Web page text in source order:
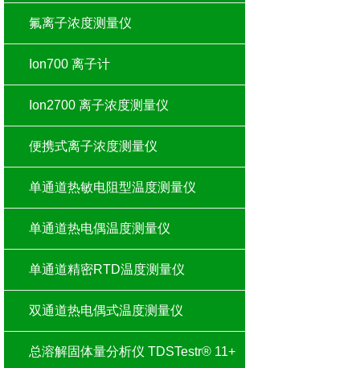
氟离子浓度测量仪
Ion700 离子计
Ion2700 离子浓度测量仪
便携式离子浓度测量仪
单通道热敏电阻型温度测量仪
单通道热电偶温度测量仪
单通道精密RTD温度测量仪
双通道热电偶式温度测量仪
总溶解固体量分析仪 TDSTestr® 11+